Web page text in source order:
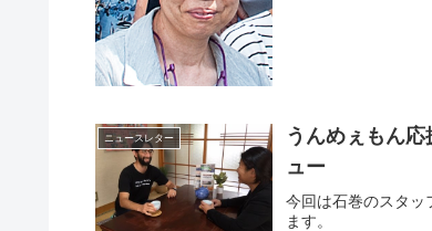
ニュースレター
うんめぇもん
ュー
今回は石巻のスタッ
ます。